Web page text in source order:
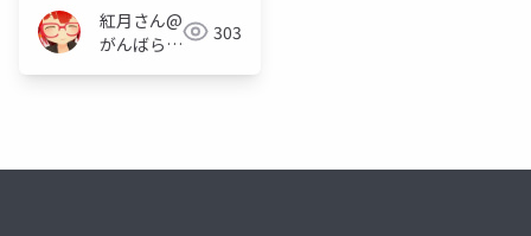
紅月さん@
がんばらな
303